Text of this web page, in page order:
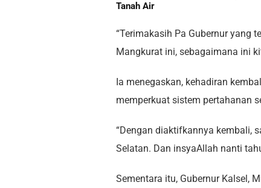
Tanah Air
“Terimakasih Pa Gubernur yang
Mangkurat ini, sebagaimana ini
Ia menegaskan, kehadiran
memperkuat sistem pertahanan
“Dengan diaktifkannya kembali,
Selatan. Dan insyaAllah nanti
Sementara itu, Gubernur Kalsel,